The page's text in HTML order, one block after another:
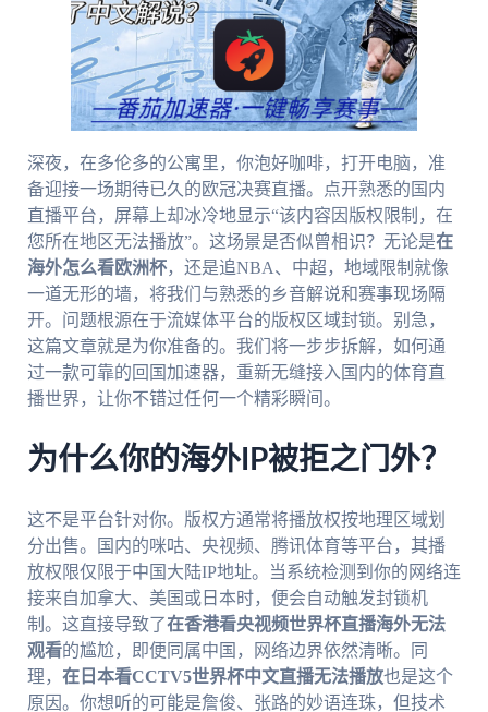
深夜，在多伦多的公寓里，你泡好咖啡，打开电脑，准
备迎接一场期待已久的欧冠决赛直播。点开熟悉的国内
直播平台，屏幕上却冰冷地显示“该内容因版权限制，在
您所在地区无法播放”。这场景是否似曾相识？无论是在
海外怎么看欧洲杯，还是追NBA、中超，地域限制就像
一道无形的墙，将我们与熟悉的乡音解说和赛事现场隔
开。问题根源在于流媒体平台的版权区域封锁。别急，
这篇文章就是为你准备的。我们将一步步拆解，如何通
过一款可靠的回国加速器，重新无缝接入国内的体育直
播世界，让你不错过任何一个精彩瞬间。
为什么你的海外IP被拒之门外？
这不是平台针对你。版权方通常将播放权按地理区域划
分出售。国内的咪咕、央视频、腾讯体育等平台，其播
放权限仅限于中国大陆IP地址。当系统检测到你的网络连
接来自加拿大、美国或日本时，便会自动触发封锁机
制。这直接导致了在香港看央视频世界杯直播海外无法
观看的尴尬，即便同属中国，网络边界依然清晰。同
理， 在日本看CCTV5世界杯中文直播无法播放也是这个
原因。你想听的可能是詹俊、张路的妙语连珠，但技术